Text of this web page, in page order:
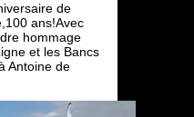
de
ans!Avec
hommage
et les Bancs
Antoine de